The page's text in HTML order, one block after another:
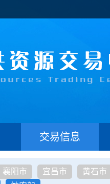
交易信息
襄阳市 宜昌市
黄石市